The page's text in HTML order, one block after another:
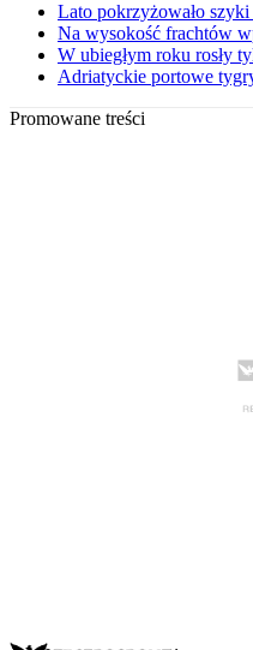
Lato pokrzyżowało
Na wysokość frachtów
W ubiegłym roku rosły
Adriatyckie portowe
Promowane treści